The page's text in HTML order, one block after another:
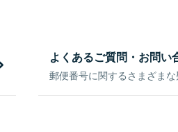
よくあるご質問・お問い
郵便番号に関するさまざまな